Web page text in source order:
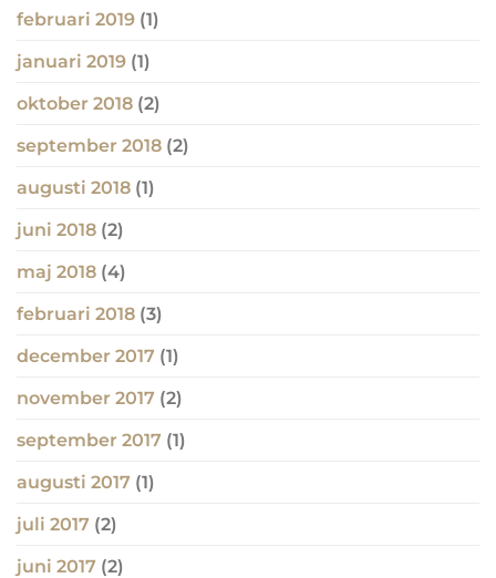
februari 2019 (1)
januari 2019 (1)
oktober 2018 (2)
september 2018 (2)
augusti 2018 (1)
juni 2018 (2)
maj 2018 (4)
februari 2018 (3)
december 2017 (1)
november 2017 (2)
september 2017 (1)
augusti 2017 (1)
juli 2017 (2)
juni 2017 (2)